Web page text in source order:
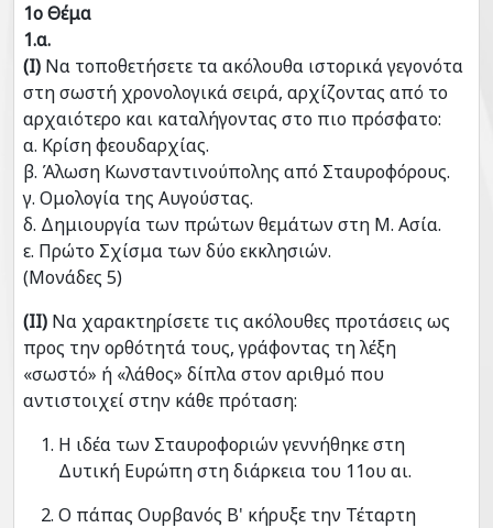
1ο Θέμα
1.α.
(Ι) Να τοποθετήσετε τα ακόλουθα ιστορικά γεγονότα
στη σωστή χρονολογικά σειρά, αρχίζοντας από το
αρχαιότερο και καταλήγοντας στο πιο πρόσφατο:
α. Κρίση φεουδαρχίας.
β. Άλωση Κωνσταντινούπολης από Σταυροφόρους.
γ. Ομολογία της Αυγούστας.
δ. Δημιουργία των πρώτων θεμάτων στη Μ. Ασία.
ε. Πρώτο Σχίσμα των δύο εκκλησιών.
(Μονάδες 5)
(ΙΙ) Να χαρακτηρίσετε τις ακόλουθες προτάσεις ως
προς την ορθότητά τους, γράφοντας τη λέξη
«σωστό» ή «λάθος» δίπλα στον αριθμό που
αντιστοιχεί στην κάθε πρόταση:
Η ιδέα των Σταυροφοριών γεννήθηκε στη
Δυτική Ευρώπη στη διάρκεια του 11ου αι.
Ο πάπας Ουρβανός Β' κήρυξε την Τέταρτη